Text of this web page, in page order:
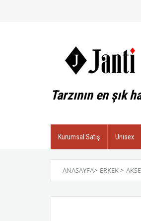
Tarzının en şık
Kurumsal Satış Unisex
ANASAYFA> ERKEK>